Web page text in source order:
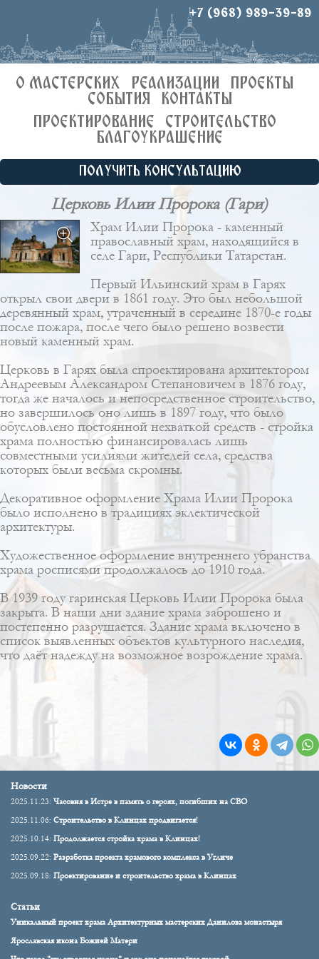
+7 (968) 989-39-89
О МАСТЕРСКИХ РЕАЛИЗАЦИИ
ПРОЕКТЫ
СОБЫТИЯ
КОНТАКТЫ
ПРОЕКТИРОВАНИЕ
СТРОИТЕЛЬСТВО
БЛАГОУКРАШЕНИЕ
ПОЛУЧИТЬ КОНСУЛЬТАЦИЮ
Церковь Илии Пророка (Гари)
Храм Илии Пророка - каменный
православный храм, находящийся в
селе Гари, Республики Татарстан.
Первый Ильинский храм в Гарях
открыл свои двери в 1861 году. Это был небольшой
деревянный храм, утраченный в середине 1870-е годы
после пожара, после чего было решено возвести
новый каменный храм.
Церковь в Гарях была спроектирована архитектором
Андреевым Александром Степановичем в 1876 году,
тогда же началось и непосредственное строительство,
но завершилось оно лишь в 1897 году, что было
обусловлено постоянной нехваткой средств - стройка
храма полностью финансировалась лишь
совместными усилиями жителей села, средства
которых были весьма скромны.
Декоративное оформление Храма Илии Пророка
было исполнено в традициях эклектической
архитектуры.
Художественное оформление внутреннего убранства
храма росписями продолжалось до 1910 года.
В 1939 году гаринская Церковь Илии Пророка была
закрыта. В наши дни здание храма заброшено и
постепенно разрушается. Здание храма включено в
список выявленных объектов культурного наследия,
что даёт надежду на возможное возрождение храма.
Новости
2025.11.23: Часовня в Истре в память о героях, погибших на СВО
2025.11.06: Строительство в Клинцах продвигается!
2025.10.14: Продолжается стройка храма в Клинцах!
2025.09.22: Разработка проекта храмового комплекса в Угличе
2025.09.18: Проектирование и строительство храма в Клинцах
Статьи
Уникальный проект храма Архитектурных мастерских Данилова монастыря
Ярославская икона Божией Матери